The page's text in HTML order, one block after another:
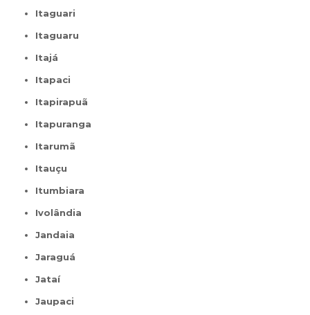
Itaguari
Itaguaru
Itajá
Itapaci
Itapirapuã
Itapuranga
Itarumã
Itauçu
Itumbiara
Ivolândia
Jandaia
Jaraguá
Jataí
Jaupaci